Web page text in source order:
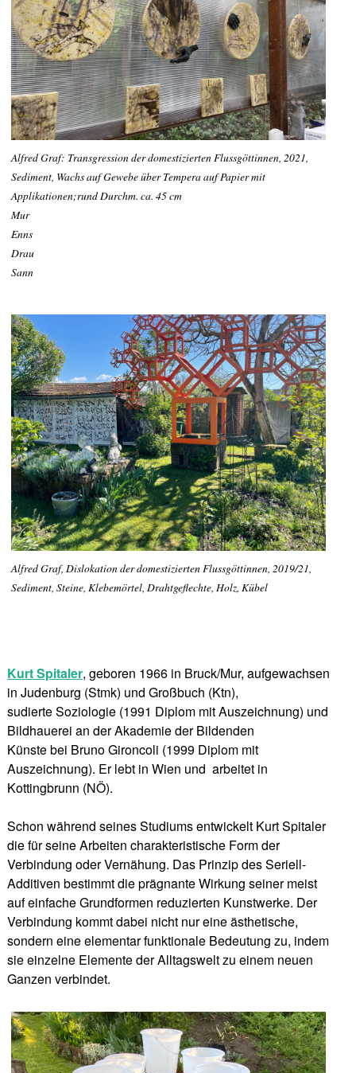
Alfred Graf: Transgression der domestizierten Flussgöttinnen, 2021,
Sediment, Wachs auf Gewebe über Tempera auf Papier mit
Applikationen;rund Durchm. ca. 45 cm
Mur
Enns
Drau
Sann
Alfred Graf, Dislokation der domestizierten Flussgöttinnen, 2019/21,
Sediment, Steine, Klebemörtel, Drahtgeflechte, Holz, Kübel
Kurt Spitaler, geboren 1966 in Bruck/Mur, aufgewachsen
in Judenburg (Stmk) und Großbuch (Ktn),
sudierte Soziologie (1991 Diplom mit Auszeichnung) und
Bildhauerei an der Akademie der Bildenden
Künste bei Bruno Gironcoli (1999 Diplom mit
Auszeichnung). Er lebt in Wien und arbeitet in
Kottingbrunn (NÖ).
Schon während seines Studiums entwickelt Kurt Spitaler
die für seine Arbeiten charakteristische Form der
Verbindung oder Vernähung. Das Prinzip des Seriell-
Additiven bestimmt die prägnante Wirkung seiner meist
auf einfache Grundformen reduzierten Kunstwerke. Der
Verbindung kommt dabei nicht nur eine ästhetische,
sondern eine elementar funktionale Bedeutung zu, indem
sie einzelne Elemente der Alltagswelt zu einem neuen
Ganzen verbindet.